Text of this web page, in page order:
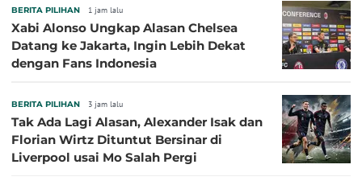
BERITA PILIHAN 1 jam lalu
Xabi Alonso Ungkap Alasan Chelsea
Datang ke Jakarta, Ingin Lebih Dekat
dengan Fans Indonesia
BERITA PILIHAN 3 jam lalu
Tak Ada Lagi Alasan, Alexander Isak dan
Florian Wirtz Dituntut Bersinar di
Liverpool usai Mo Salah Pergi